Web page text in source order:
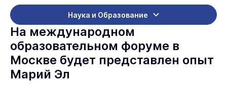
Наука и Образование
На международном
образовательном форуме в
Москве будет представлен опыт
Марий Эл